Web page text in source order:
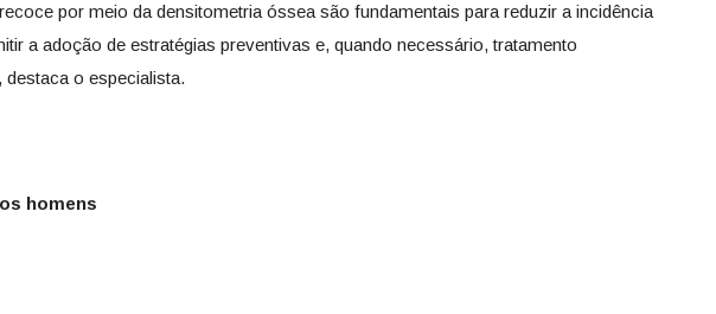
por meio da densitometria óssea são fundamentais para reduzir a incidência
a adoção de estratégias preventivas e, quando necessário, tratamento
destaca o especialista.
homens